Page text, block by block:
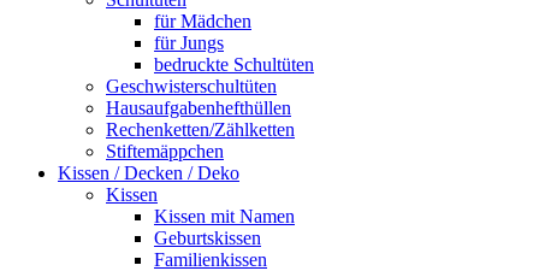
für Mädchen
für Jungs
bedruckte Schultüten
Geschwisterschultüten
Hausaufgabenhefthüllen
Rechenketten/Zählketten
Stiftemäppchen
Kissen / Decken / Deko
Kissen
Kissen mit Namen
Geburtskissen
Familienkissen